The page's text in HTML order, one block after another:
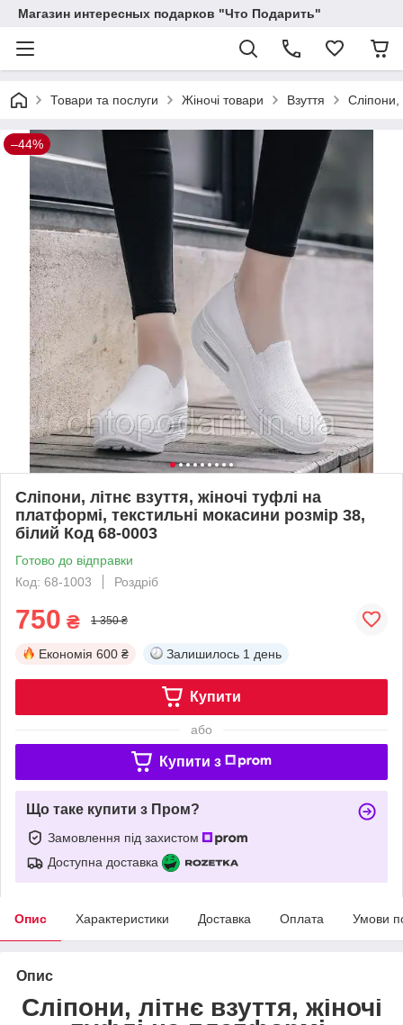
Магазин интересных подарков "Что Подарить"
Товари та послуги Жіночі товари Взуття Сліпони,
–44%
Сліпони, літнє взуття, жіночі туфлі на
платформі, текстильні мокасини розмір 38,
білий Код 68-0003
Готово до відправки
Код: 68-1003
Роздріб
750 ₴ 1 350 ₴
Економія 600 ₴ Залишилось 1 день
Купити
або
Купити з
Що таке купити з Пром?
Замовлення під захистом
Доступна доставка
Опис Характеристики Доставка Оплата Умови
Опис
Сліпони, літнє взуття, жіночі